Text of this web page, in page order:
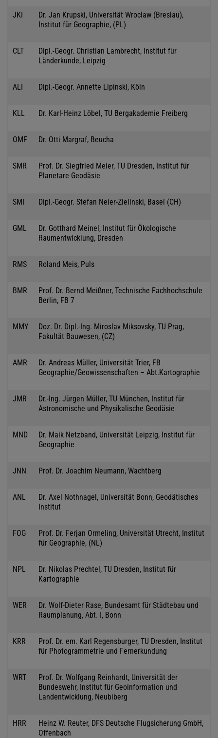
JKI
Dr. Jan Krupski, Universität Wroclaw (Breslau),
Institut für Geographie, (PL)
CLT
Dipl.-Geogr. Christian Lambrecht, Institut für
Länderkunde, Leipzig
ALI Dipl.-Geogr. Annette Lipinski, Köln
KLL Dr. Karl-Heinz Löbel, TU Bergakademie Freiberg
OMF Dr. Otti Margraf, Beucha
SMR
Prof. Dr. Siegfried Meier, TU Dresden, Institut für
Planetare Geodäsie
SMI Dipl.-Geogr. Stefan Neier-Zielinski, Basel (CH)
GML
Dr. Gotthard Meinel, Institut für Ökologische
Raumentwicklung, Dresden
RMS Roland Meis, Puls
BMR
Prof. Dr. Bernd Meißner, Technische Fachhochschule
Berlin, FB 7
MMY
Doz. Dr. Dipl.-Ing. Miroslav Miksovsky, TU Prag,
Fakultät Bauwesen, (CZ)
AMR
Dr. Andreas Müller, Universität Trier, FB
Geographie/Geowissenschaften – Abt.Kartographie
JMR
Dr.-Ing. Jürgen Müller, TU München, Institut für
Astronomische und Physikalische Geodäsie
MND
Dr. Maik Netzband, Universität Leipzig, Institut für
Geographie
JNN Prof. Dr. Joachim Neumann, Wachtberg
ANL
Dr. Axel Nothnagel, Universität Bonn, Geodätisches
Institut
FOG
Prof. Dr. Ferjan Ormeling, Universität Utrecht, Institut
für Geographie, (NL)
NPL
Dr. Nikolas Prechtel, TU Dresden, Institut für
Kartographie
WER
Dr. Wolf-Dieter Rase, Bundesamt für Städtebau und
Raumplanung, Abt. I, Bonn
KRR
Prof. Dr. em. Karl Regensburger, TU Dresden, Institut
für Photogrammetrie und Fernerkundung
WRT
Prof. Dr. Wolfgang Reinhardt, Universität der
Bundeswehr, Institut für Geoinformation und
Landentwicklung, Neubiberg
HRR
Heinz W. Reuter, DFS Deutsche Flugsicherung GmbH,
Offenbach